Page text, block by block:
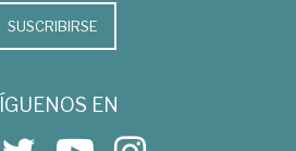
SUSCRIBIRSE
EN